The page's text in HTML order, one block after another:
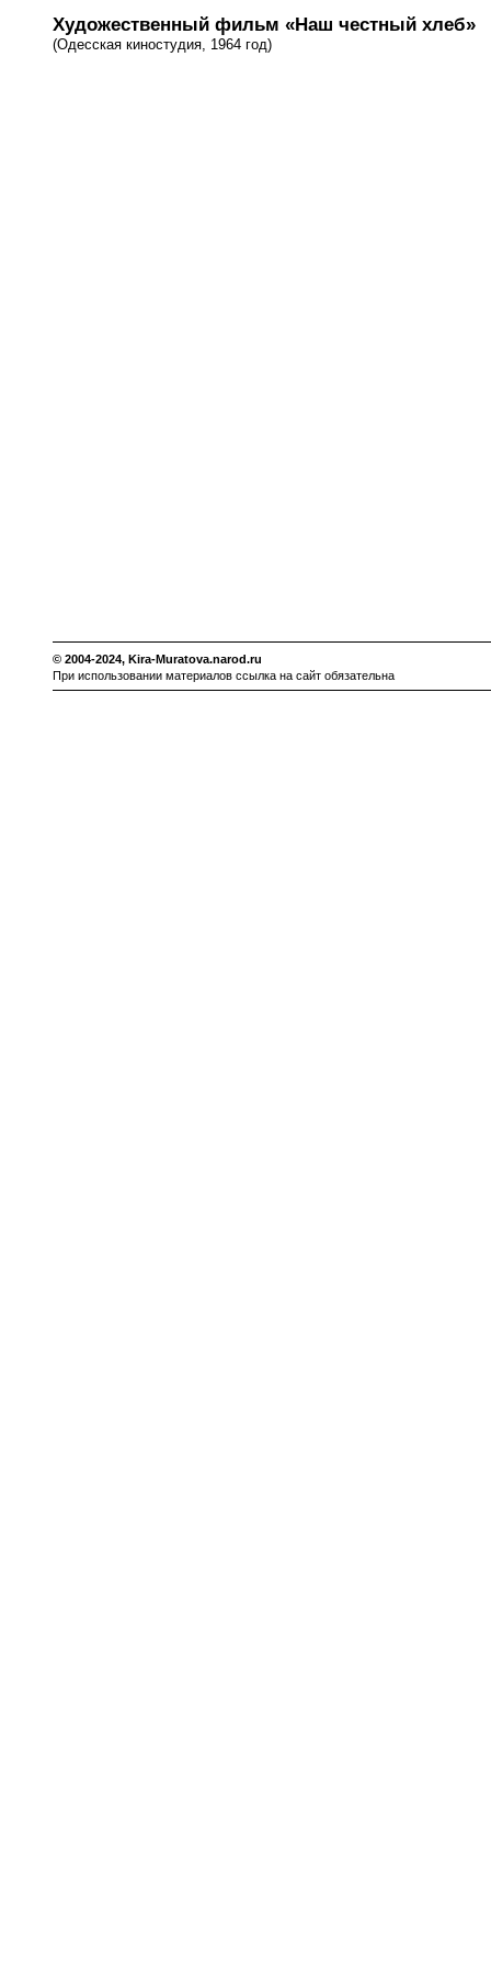
Художественный фильм «Наш честный хлеб»
(Одесская киностудия, 1964 год)
© 2004-2024, Kira-Muratova.narod.ru
При использовании материалов ссылка на сайт обязательна